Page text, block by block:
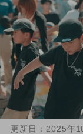
更新日： 2025年